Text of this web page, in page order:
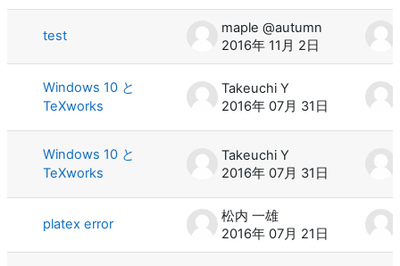
test
maple @autumn
2016年 11月 2日
Windows 10 と
TeXworks
Takeuchi Y
2016年 07月 31日
Windows 10 と
TeXworks
Takeuchi Y
2016年 07月 31日
platex error
松内 一雄
2016年 07月 21日